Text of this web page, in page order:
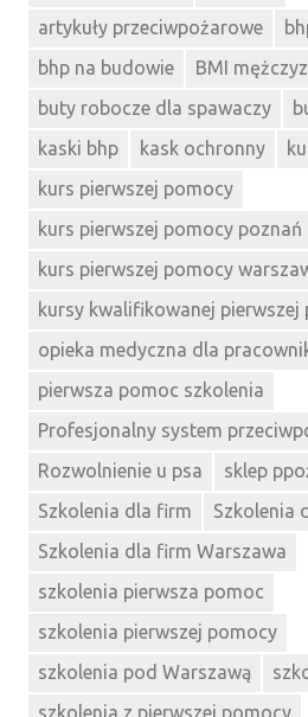
artykuły przeciwpożarowe
bhp na budowie
BMI
buty robocze dla spawaczy
kaski bhp
kask ochronny
kurs pierwszej pomocy
kurs pierwszej pomocy poznań
kurs pierwszej pomocy
kursy kwalifikowanej pierwszej
opieka medyczna dla
pierwsza pomoc szkolenia
Profesjonalny system
Rozwolnienie u psa
sklep
Szkolenia dla firm
Szkolenia
Szkolenia dla firm Warszawa
szkolenia pierwsza pomoc
szkolenia pierwszej pomocy
szkolenia pod Warszawą
szkolenia z pierwszej pomocy